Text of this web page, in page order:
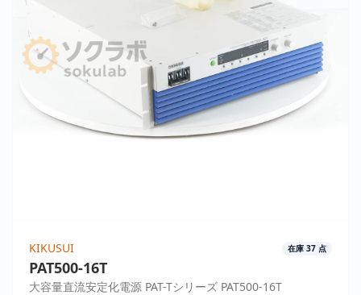
KIKUSUI 在庫 37 点
PAT500-16T
大容量直流安定化電源 PAT-Tシリーズ PAT500-16T